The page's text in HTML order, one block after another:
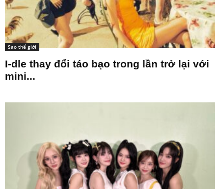
Sao thế giới
I-dle thay đổi táo bạo trong lần trở lại với
mini...